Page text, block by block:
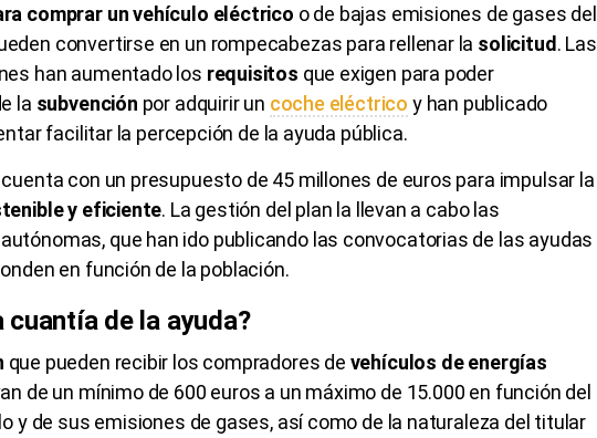
comprar un vehículo eléctrico o de bajas emisiones de gases del
convertirse en un rompecabezas para rellenar la solicitud. Las
han aumentado los requisitos que exigen para poder
la subvención por adquirir un coche eléctrico y han publicado
facilitar la percepción de la ayuda pública.
cuenta con un presupuesto de 45 millones de euros para impulsar la
y eficiente. La gestión del plan la llevan a cabo las
que han ido publicando las convocatorias de las ayudas
en función de la población.
cuantía de la ayuda?
que pueden recibir los compradores de vehículos de energías
de un mínimo de 600 euros a un máximo de 15.000 en función del
y de sus emisiones de gases, así como de la naturaleza del titular